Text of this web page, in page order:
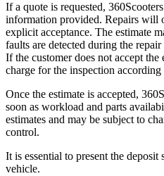
If a quote is requested,
information provided. Repairs will
explicit acceptance. The estimate
faults are detected during the
If the customer does not accept the
charge for the inspection
Once the estimate is accepted,
soon as workload and parts
estimates and may be subject to
control.
It is essential to present the
vehicle.